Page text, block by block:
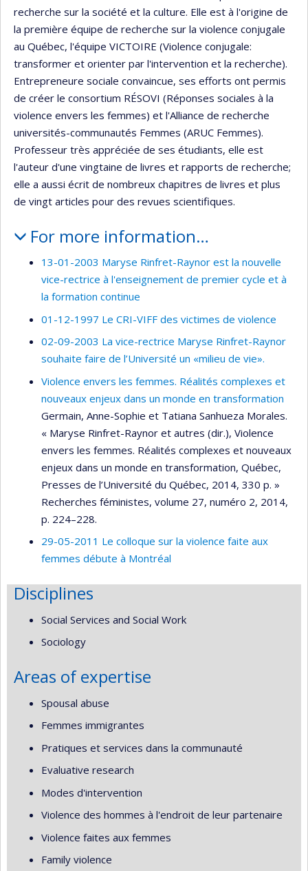
recherche sur la société et la culture. Elle est à l'origine de
la première équipe de recherche sur la violence conjugale
au Québec, l'équipe VICTOIRE (Violence conjugale:
transformer et orienter par l'intervention et la recherche).
Entrepreneure sociale convaincue, ses efforts ont permis
de créer le consortium RÉSOVI (Réponses sociales à la
violence envers les femmes) et l'Alliance de recherche
universités-communautés Femmes (ARUC Femmes).
Professeur très appréciée de ses étudiants, elle est
l'auteur d'une vingtaine de livres et rapports de recherche;
elle a aussi écrit de nombreux chapitres de livres et plus
de vingt articles pour des revues scientifiques.
For more information…
13-01-2003 Maryse Rinfret-Raynor est la nouvelle
vice-rectrice à l'enseignement de premier cycle et à
la formation continue
01-12-1997 Le CRI-VIFF des victimes de violence
02-09-2003 La vice-rectrice Maryse Rinfret-Raynor
souhaite faire de l’Université un «milieu de vie».
Violence envers les femmes. Réalités complexes et
nouveaux enjeux dans un monde en transformation
Germain, Anne-Sophie et Tatiana Sanhueza Morales.
« Maryse Rinfret-Raynor et autres (dir.), Violence
envers les femmes. Réalités complexes et nouveaux
enjeux dans un monde en transformation, Québec,
Presses de l’Université du Québec, 2014, 330 p. »
Recherches féministes, volume 27, numéro 2, 2014,
p. 224–228.
29-05-2011 Le colloque sur la violence faite aux
femmes débute à Montréal
Disciplines
Social Services and Social Work
Sociology
Areas of expertise
Spousal abuse
Femmes immigrantes
Pratiques et services dans la communauté
Evaluative research
Modes d'intervention
Violence des hommes à l'endroit de leur partenaire
Violence faites aux femmes
Family violence